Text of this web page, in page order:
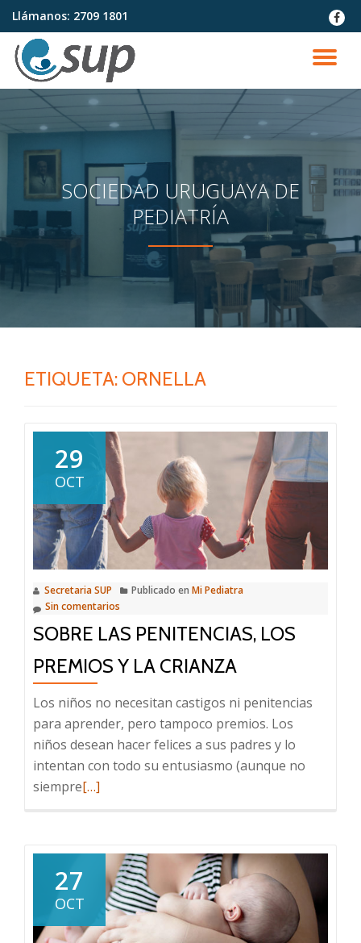
Saltar
contenido
Llámanos: 2709 1801
fa-
SOCIEDAD URUGUAYA DE
PEDIATRÍA
ETIQUETA: ORNELLA
29
OCT
Secretaria SUP Publicado en Mi Pediatra
Sin comentarios
SOBRE LAS PENITENCIAS, LOS
PREMIOS Y LA CRIANZA
Los niños no necesitan castigos ni penitencias
para aprender, pero tampoco premios. Los
niños desean hacer felices a sus padres y lo
intentan con todo su entusiasmo (aunque no
siempreLeer
las
penitencias,
premios
[…]
27
OCT